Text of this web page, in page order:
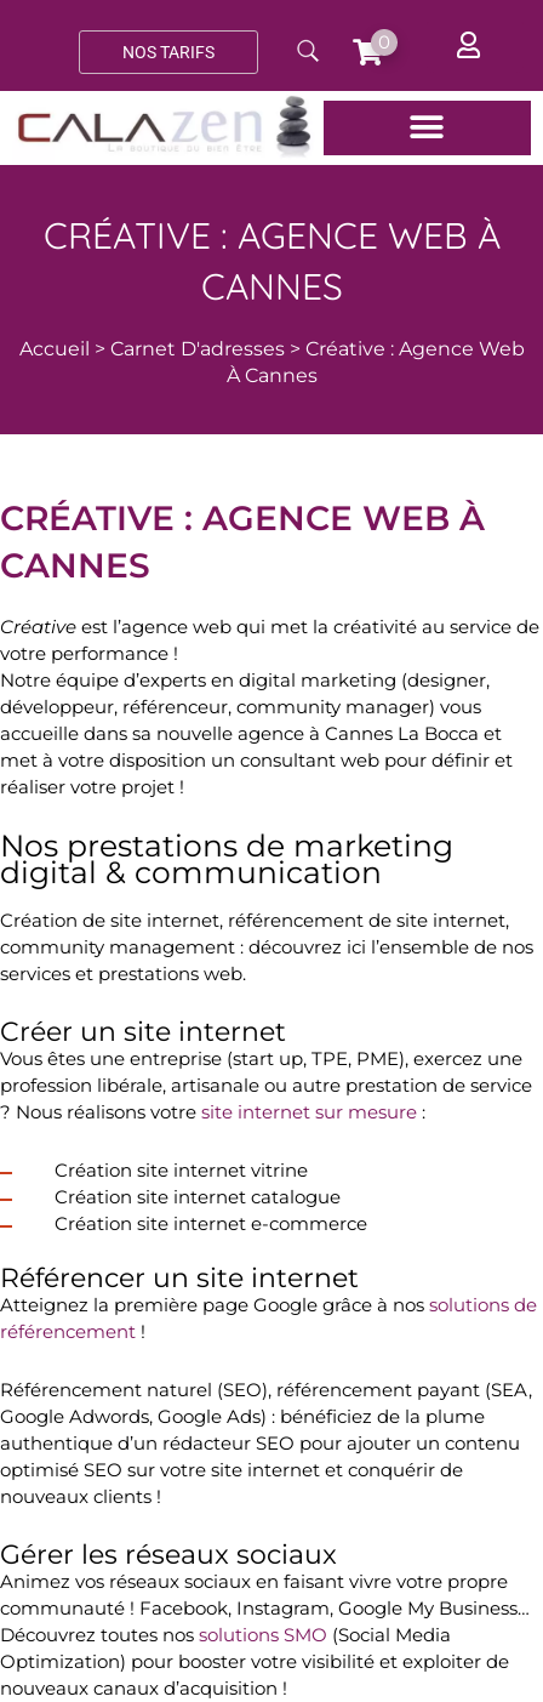
NOS TARIFS 0
CRÉATIVE : AGENCE WEB À
CANNES
Accueil > Carnet D'adresses> Créative : Agence Web
À Cannes
CRÉATIVE : AGENCE WEB À
CANNES
Créative est l’agence web qui met la créativité au service de
votre performance !
Notre équipe d’experts en digital marketing (designer,
développeur, référenceur, community manager) vous
accueille dans sa nouvelle agence à Cannes La Bocca et
met à votre disposition un consultant web pour définir et
réaliser votre projet !
Nos prestations de marketing
digital & communication
Création de site internet, référencement de site internet,
community management : découvrez ici l’ensemble de nos
services et prestations web.
Créer un site internet
Vous êtes une entreprise (start up, TPE, PME), exercez une
profession libérale, artisanale ou autre prestation de service
? Nous réalisons votre site internet sur mesure :
Création site internet vitrine
Création site internet catalogue
Création site internet e-commerce
Référencer un site internet
Atteignez la première page Google grâce à nos solutions de
référencement !
Référencement naturel (SEO), référencement payant (SEA,
Google Adwords, Google Ads) : bénéficiez de la plume
authentique d’un rédacteur SEO pour ajouter un contenu
optimisé SEO sur votre site internet et conquérir de
nouveaux clients !
Gérer les réseaux sociaux
Animez vos réseaux sociaux en faisant vivre votre propre
communauté ! Facebook, Instagram, Google My Business…
Découvrez toutes nos solutions SMO (Social Media
Optimization) pour booster votre visibilité et exploiter de
nouveaux canaux d’acquisition !